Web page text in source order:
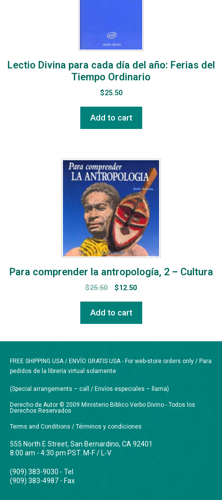
Lectio Divina para cada día del año: Ferias del
Tiempo Ordinario
$25.50
Add to cart
Para comprender la antropología, 2 – Cultura
$25.50 $12.50
Add to cart
FREE SHIPPING USA / ENVÍO GRATIS USA - For web-store orders only / Para
pedidos de la librería virtual solamente
(Special arrangements – call / Envíos especiales – llama)
Derecho de Autor © 2009 Ministerio Biblico Verbo Divino - Todos los
Derechos Reservados
Terms and Conditions / Términos y condiciones
555 North E Street, San Bernardino, CA 92401
8:00 am - 4:30 pm PST. M-F / L-V
(909) 383-9030 - Tel
(909) 383-4987 - Fax